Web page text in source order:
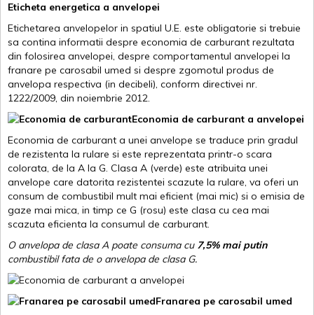
Eticheta energetica a anvelopei
Etichetarea anvelopelor in spatiul U.E. este obligatorie si trebuie
sa contina informatii despre economia de carburant rezultata
din folosirea anvelopei, despre comportamentul anvelopei la
franare pe carosabil umed si despre zgomotul produs de
anvelopa respectiva (in decibeli), conform directivei nr.
1222/2009, din noiembrie 2012.
Economia de carburant a anvelopei
Economia de carburant a unei anvelope se traduce prin gradul
de rezistenta la rulare si este reprezentata printr-o scara
colorata, de la A la G. Clasa A (verde) este atribuita unei
anvelope care datorita rezistentei scazute la rulare, va oferi un
consum de combustibil mult mai eficient (mai mic) si o emisia de
gaze mai mica, in timp ce G (rosu) este clasa cu cea mai
scazuta eficienta la consumul de carburant.
O anvelopa de clasa A poate consuma cu 7,5% mai putin
combustibil fata de o anvelopa de clasa G.
Franarea pe carosabil umed